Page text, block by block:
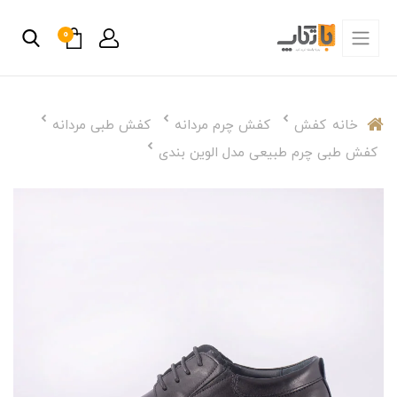
0
خانه کفش کفش چرم مردانه
کفش طبی مردانه
کفش طبی چرم طبیعی مدل الوین بندی